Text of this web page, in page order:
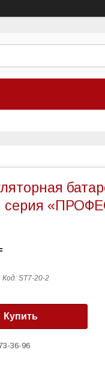
серия
Код: ST7-20-2
Купить
36-96